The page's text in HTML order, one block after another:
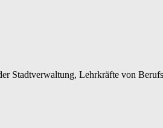
Stadtverwaltung, Lehrkräfte von